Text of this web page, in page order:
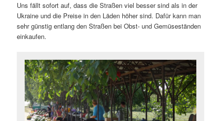
Uns fällt sofort auf, dass die Straßen viel besser sind als in der
Ukraine und die Preise in den Läden höher sind. Dafür kann man
sehr günstig entlang den Straßen bei Obst- und Gemüseständen
einkaufen.